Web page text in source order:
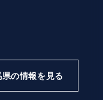
県の情報を見る